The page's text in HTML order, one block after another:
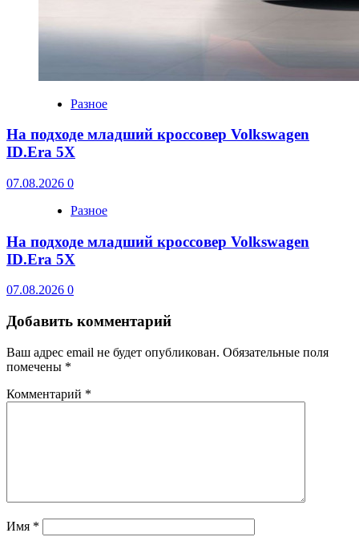
Разное
На подходе младший кроссовер Volkswagen
ID.Era 5X
07.08.2026 0
Разное
На подходе младший кроссовер Volkswagen
ID.Era 5X
07.08.2026 0
Добавить комментарий
Ваш адрес email не будет опубликован. Обязательные поля
помечены *
Комментарий *
Имя *